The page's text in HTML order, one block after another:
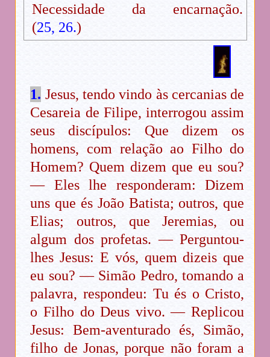
Necessidade da encarnação.
(25, 26.)
1. Jesus, tendo vindo às cercanias de
Cesareia de Filipe, interrogou assim
seus discípulos: Que dizem os
homens, com relação ao Filho do
Homem? Quem dizem que eu sou?
— Eles lhe responderam: Dizem
uns que és João Batista; outros, que
Elias; outros, que Jeremias, ou
algum dos profetas. — Perguntou-
lhes Jesus: E vós, quem dizeis que
eu sou? — Simão Pedro, tomando a
palavra, respondeu: Tu és o Cristo,
o Filho do Deus vivo. — Replicou
Jesus: Bem-aventurado és, Simão,
filho de Jonas, porque não foram a